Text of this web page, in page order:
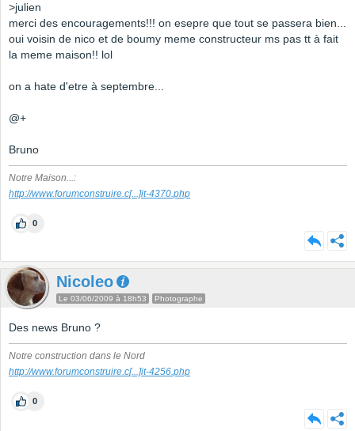
>julien
merci des encouragements!!! on esepre que tout se passera bien...
oui voisin de nico et de boumy meme constructeur ms pas tt à fait
la meme maison!! lol
on a hate d'etre à septembre...
@+
Bruno
Notre Maison...:
http://www.forumconstruire.c[...]it-4370.php
0
Nicoleo
Le 03/06/2009 à 18h53 Photographe
Des news Bruno ?
Notre construction dans le Nord
http://www.forumconstruire.c[...]it-4256.php
0